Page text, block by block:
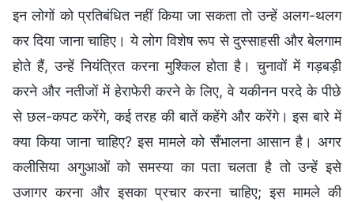
इन लोगों को प्रतिबंधित नहीं किया जा सकता तो उन्हें अलग-थलग
कर दिया जाना चाहिए। ये लोग विशेष रूप से दुस्साहसी और बेलगाम
होते हैं, उन्हें नियंत्रित करना मुश्किल होता है। चुनावों में गड़बड़ी
करने और नतीजों में हेराफेरी करने के लिए, वे यकीनन परदे के पीछे
से छल-कपट करेंगे, कई तरह की बातें कहेंगे और करेंगे। इस बारे में
क्या किया जाना चाहिए? इस मामले को सँभालना आसान है। अगर
कलीसिया अगुआओं को समस्या का पता चलता है तो उन्हें इसे
उजागर करना और इसका प्रचार करना चाहिए; इस मामले की